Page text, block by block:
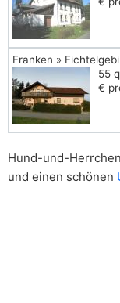
Franken »
55
€
Hund-und-
und einen schönen